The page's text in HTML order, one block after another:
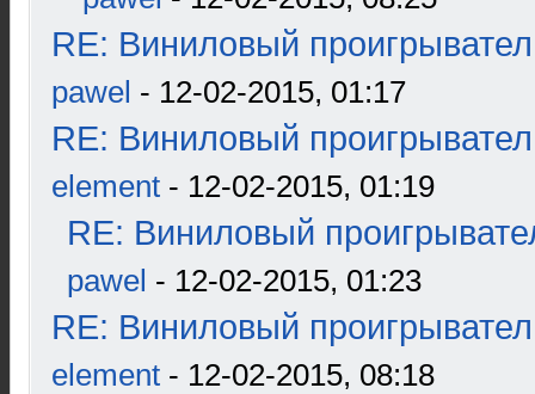
RE: Виниловый
pawel - 12-02-2015, 01:17
RE: Виниловый
element - 12-02-2015, 01:19
RE: Виниловый
pawel - 12-02-2015, 01:23
RE: Виниловый
element - 12-02-2015, 08:18